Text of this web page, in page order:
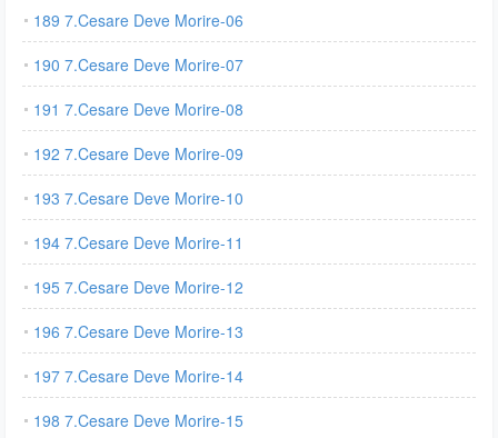
189 7.Cesare Deve Morire-06
190 7.Cesare Deve Morire-07
191 7.Cesare Deve Morire-08
192 7.Cesare Deve Morire-09
193 7.Cesare Deve Morire-10
194 7.Cesare Deve Morire-11
195 7.Cesare Deve Morire-12
196 7.Cesare Deve Morire-13
197 7.Cesare Deve Morire-14
198 7.Cesare Deve Morire-15